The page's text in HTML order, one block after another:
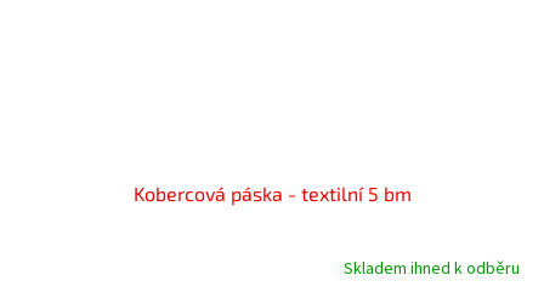
Kobercová páska - textilní 5 bm
Skladem ihned k odběru